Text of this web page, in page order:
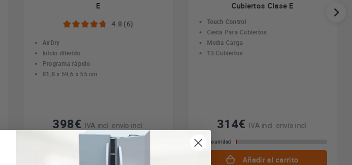
E
4.8 (6)
AirDry
Inicio diferido
Programa rápido
81,8 x 59,6 x 55 cm
398€ IVA incl. envío incl.
Añadir al carrito
Cubiertos Clase E
Touch Control
Cesta Para Cubiertos
Media Carga
13 Cubiertos
314€ IVA incl. envío incl.
Última unidad
Añadir al carrito